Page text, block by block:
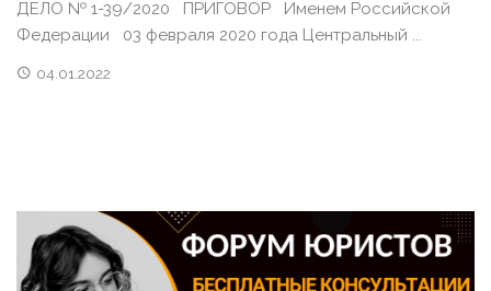
ДЕЛО № 1-39/2020 ПРИГОВОР Именем Российской
Федерации 03 февраля 2020 года Центральный ...
04.01.2022